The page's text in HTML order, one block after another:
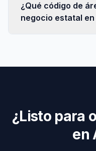
¿Qué código de
negocio estatal
¿Listo para
en